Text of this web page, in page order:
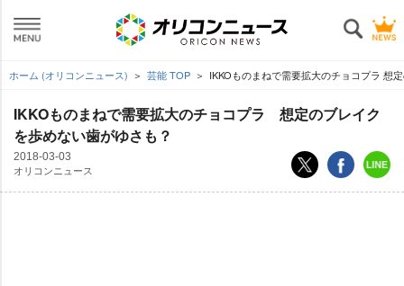
ホーム (オリコンニュース) 芸能 TOP IKKOものまねで需要拡大のチョコプラ 想
IKKOものまねで需要拡大のチョコプラ 想定のブレイク
を歩めない歯がゆさも？
2018-03-03
オリコンニュース